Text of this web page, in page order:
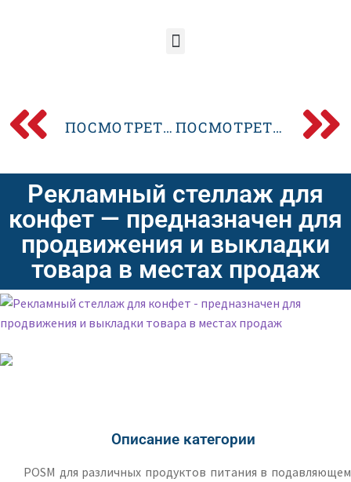
ПОСМОТРЕТЬ ПРЕДЫДУЩИЙ POSM-ДИЗАЙН ПОСМОТРЕТЬ СЛЕДУЮЩИЙ POSM-ДИЗАЙН
Рекламный стеллаж для
конфет — предназначен для
продвижения и выкладки
товара в местах продаж
Описание категории
POSM для различных продуктов питания в подавляющем